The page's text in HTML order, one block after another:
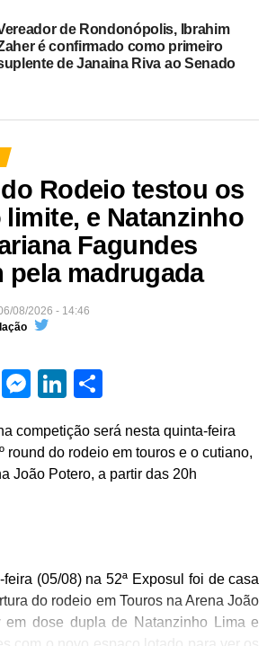
de Rondonópolis, Ibrahim
é confirmado como primeiro
de Janaina Riva ao Senado
Rodeio testou os
limite, e Natanzinho
Fagundes
pela madrugada
08/2026 - 14:46
TwitterMessenger
LinkedIn
competição será nesta quinta-feira
round do rodeio em touros e o cutiano,
João Potero, a partir das 20h
(05/08) na 52ª Exposul foi de casa
do rodeio em Touros na Arena João
em dose dupla de Natanzinho Lima e